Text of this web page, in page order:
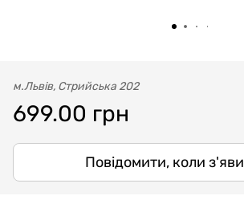
м.Львів, Стрийська 202
699.00 грн
Повідомити, коли